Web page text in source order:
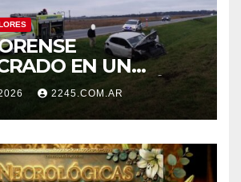
EN UN
QUE TERMINÓ
Y VUELCO
2245.COM.AR